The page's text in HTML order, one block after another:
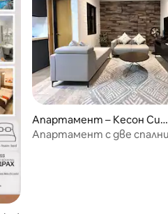
Апартамент – Кесон Сит
и
Апартамент с две